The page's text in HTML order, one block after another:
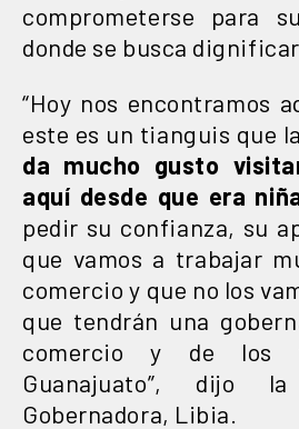
comprometerse para
donde se busca
“Hoy nos encontramos
este es un tianguis que
da mucho gusto
aquí desde que era
pedir su confianza, su
que vamos a trabajar
comercio y que no los
que tendrán una
comercio y de los
Guanajuato”, dijo
Gobernadora, Libia.